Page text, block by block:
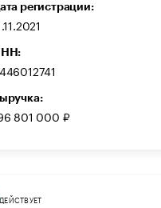
регистрации:
801 000 ₽
ДЕЙСТВУЕТ